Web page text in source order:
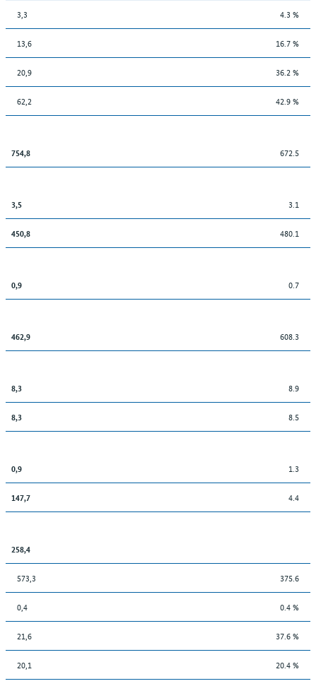
3,3 4.3 %
13,6 16.7 %
20,9 36.2 %
62,2 42.9 %
754,8 672.5
3,5 3.1
450,8 480.1
0,9 0.7
462,9 608.3
8,3 8.9
8,3 8.5
0,9 1.3
147,7 4.4
258,4
573,3 375.6
0,4 0.4 %
21,6 37.6 %
20,1 20.4 %